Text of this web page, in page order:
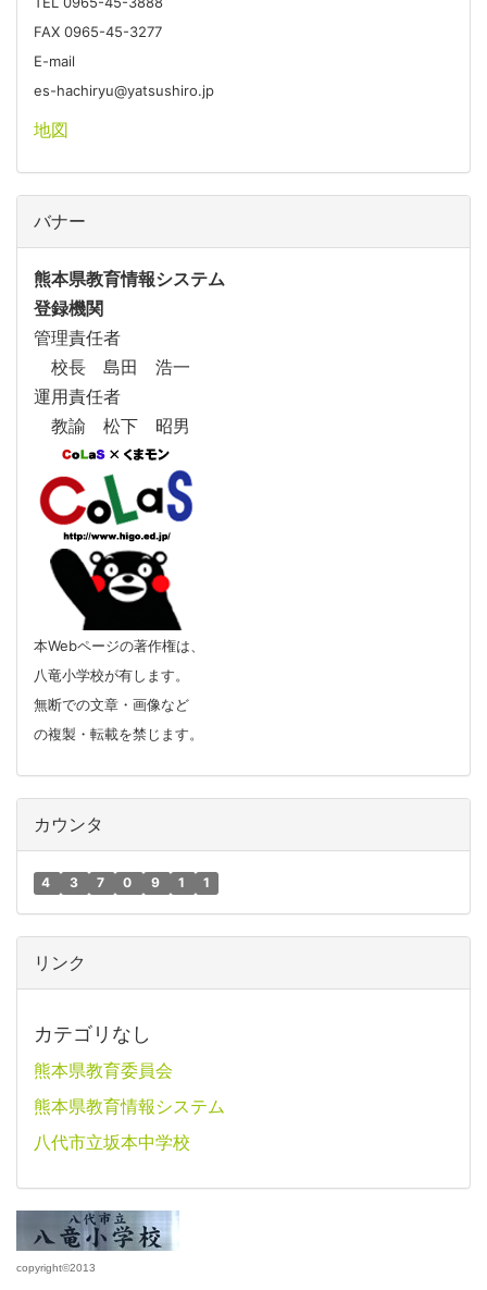
FAX 0965-45-3277
E-mail
es-hachiryu@yatsushiro.jp
地図
バナー
熊本県教育情報システム
登録機関
管理責任者
校長 島田 浩一
運用責任者
教諭 松下 昭男
本Webページの著作権は、
八竜小学校が有します。
無断での文章・画像など
の複製・転載を禁じます。
カウンタ
4 3 7 0 9 1 1
リンク
カテゴリなし
熊本県教育委員会
熊本県教育情報システム
八代市立坂本中学校
copyright©2013